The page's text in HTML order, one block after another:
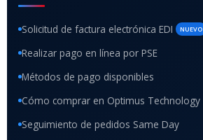
Solicitud de factura electrónica EDI NUEVO
Realizar pago en línea por PSE
Métodos de pago disponibles
Cómo comprar en Optimus Technology
Seguimiento de pedidos Same Day